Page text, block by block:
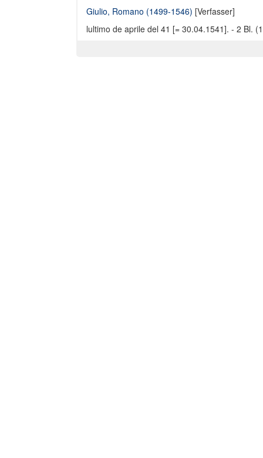
Giulio, Romano (1499-1546) [Verfasser]
lultimo de aprile del 41 [= 30.04.1541]. - 2 Bl.